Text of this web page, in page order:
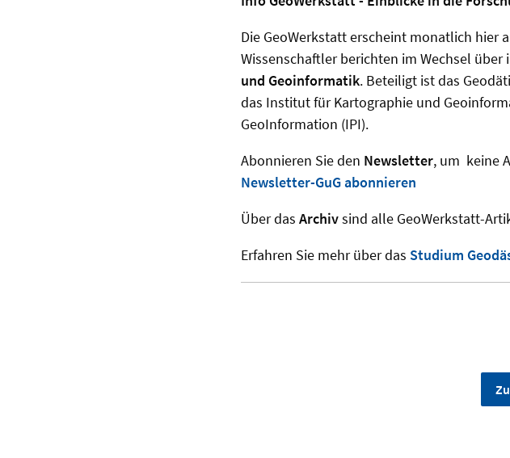
Die GeoWerkstatt erscheint monatlich hier
Wissenschaftler berichten im Wechsel
und Geoinformatik. Beteiligt ist das
das Institut für Kartographie und
GeoInformation (IPI).
Abonnieren Sie den Newsletter, um keine
Newsletter-GuG abonnieren
Über das Archivsind alle GeoWerkstatt-
Erfahren Sie mehr über das Studium